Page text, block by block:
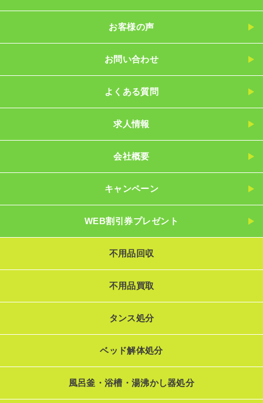
お客様の声
お問い合わせ
よくある質問
求人情報
会社概要
キャンペーン
WEB割引券プレゼント
不用品回収
不用品買取
タンス処分
ベッド解体処分
風呂釜・浴槽・湯沸かし器処分